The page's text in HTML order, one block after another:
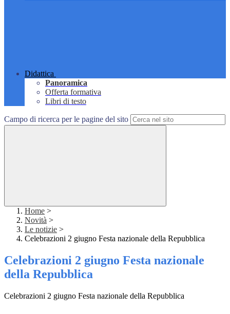
Didattica
Panoramica
Offerta formativa
Libri di testo
Campo di ricerca per le pagine del sito
Home >
Novità >
Le notizie >
Celebrazioni 2 giugno Festa nazionale della Repubblica
Celebrazioni 2 giugno Festa nazionale
della Repubblica
Celebrazioni 2 giugno Festa nazionale della Repubblica